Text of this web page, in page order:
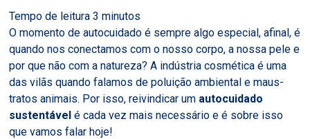
O momento de autocuidado é sempre algo especial, afinal, é
quando nos conectamos com o nosso corpo, a nossa pele e
por que não com a natureza? A indústria cosmética é uma
das vilãs quando falamos de poluição ambiental e maus-
tratos animais. Por isso, reivindicar um autocuidado
sustentável é cada vez mais necessário e é sobre isso
que vamos falar hoje!